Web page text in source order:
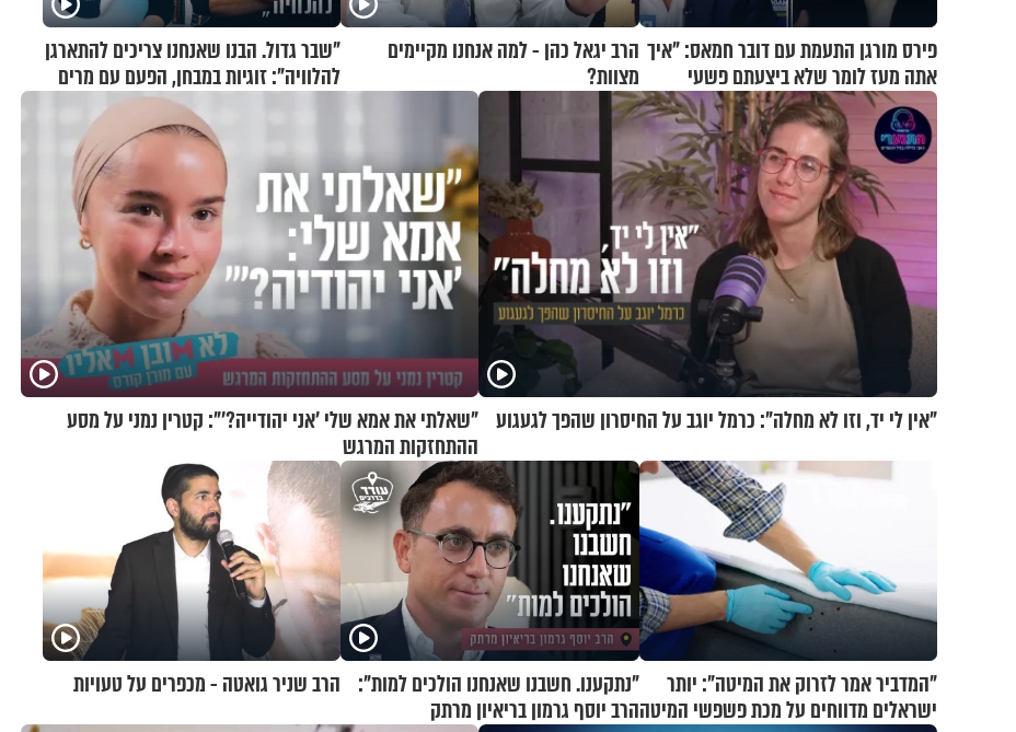
פירס מורגן התעמת עם דובר חמאס: "איך
אתה מעז לומר שלא ביצעתם פשעי
מלחמה?!"
הרב יגאל כהן - למה אנחנו מקיימים
מצוות?
"שבר גדול. הבנו שאנחנו צריכים להתארגן
להלוויה": זוגיות במבחן, הפעם עם מרים
"אין לי יד, וזו לא מחלה": כרמל יוגב על החיסרון שהפך לגעגוע "שאלתי את אמא שלי 'אני יהודייה?'": קטרין נמני על מסע
ההתחזקות המרגש
"המדביר אמר לזרוק את המיטה": יותר
ישראלים מדווחים על מכת פשפשי המיטה
"נתקענו. חשבנו שאנחנו הולכים למות":
הרב יוסף גרמון בריאיון מרתק
הרב שניר גואטה - מכפרים על טעויות